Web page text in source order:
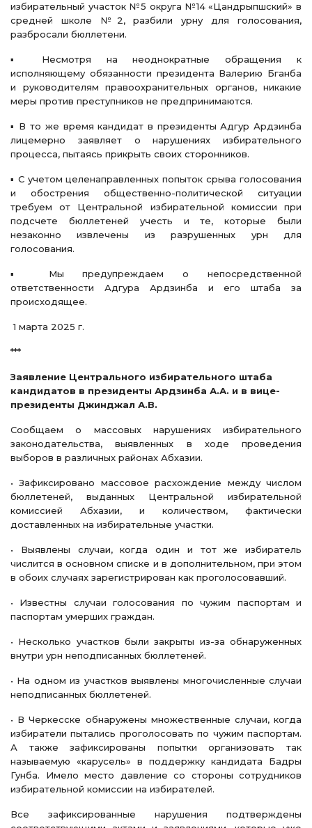
избирательный участок №5 округа №14 «Цандрыпшский» в
средней школе №2, разбили урну для голосования,
разбросали бюллетени.
▪️ Несмотря на неоднократные обращения к
исполняющему обязанности президента Валерию Бганба
и руководителям правоохранительных органов, никакие
меры против преступников не предпринимаются.
▪️ В то же время кандидат в президенты Адгур Ардзинба
лицемерно заявляет о нарушениях избирательного
процесса, пытаясь прикрыть своих сторонников.
▪️ С учетом целенаправленных попыток срыва голосования
и обострения общественно-политической ситуации
требуем от Центральной избирательной комиссии при
подсчете бюллетеней учесть и те, которые были
незаконно извлечены из разрушенных урн для
голосования.
▪️ Мы предупреждаем о непосредственной
ответственности Адгура Ардзинба и его штаба за
происходящее.
1 марта 2025 г.
***
Заявление Центрального избирательного штаба
кандидатов в президенты Ардзинба А.А. и в вице-
президенты Джинджал А.В.
Сообщаем о массовых нарушениях избирательного
законодательства, выявленных в ходе проведения
выборов в различных районах Абхазии.
• Зафиксировано массовое расхождение между числом
бюллетеней, выданных Центральной избирательной
комиссией Абхазии, и количеством, фактически
доставленных на избирательные участки.
• Выявлены случаи, когда один и тот же избиратель
числится в основном списке и в дополнительном, при этом
в обоих случаях зарегистрирован как проголосовавший.
• Известны случаи голосования по чужим паспортам и
паспортам умерших граждан.
• Несколько участков были закрыты из-за обнаруженных
внутри урн неподписанных бюллетеней.
• На одном из участков выявлены многочисленные случаи
неподписанных бюллетеней.
• В Черкесске обнаружены множественные случаи, когда
избиратели пытались проголосовать по чужим паспортам.
А также зафиксированы попытки организовать так
называемую «карусель» в поддержку кандидата Бадры
Гунба. Имело место давление со стороны сотрудников
избирательной комиссии на избирателей.
Все зафиксированные нарушения подтверждены